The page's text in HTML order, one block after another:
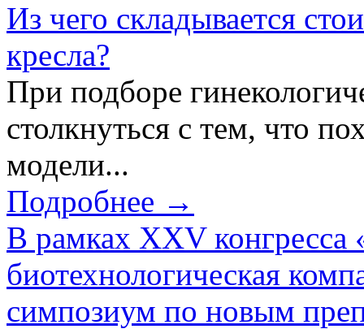
Из чего складывается
кресла?
При подборе
столкнуться с тем, что
модели...
Подробнее →
В рамках XXV конгресса
биотехнологическая
симпозиум по новым